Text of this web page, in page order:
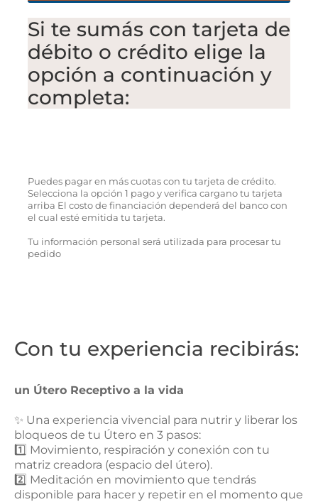
Si te sumás con tarjeta de
débito o crédito elige la
opción a continuación y
completa:
Puedes pagar en más cuotas con tu tarjeta de crédito.
Selecciona la opción 1 pago y verifica cargano tu tarjeta
arriba El costo de financiación dependerá del banco con
el cual esté emitida tu tarjeta.
Tu información personal será utilizada para procesar tu
pedido
Con tu experiencia recibirás:
un Útero Receptivo a la vida
✨ Una experiencia vivencial para nutrir y liberar los
bloqueos de tu Útero en 3 pasos:
1️⃣ Movimiento, respiración y conexión con tu
matriz creadora (espacio del útero).
2️⃣ Meditación en movimiento que tendrás
disponible para hacer y repetir en el momento que